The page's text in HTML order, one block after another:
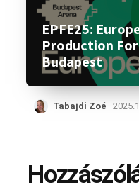
EPFE25:
Production
Budapest
Tabajdi Zoé